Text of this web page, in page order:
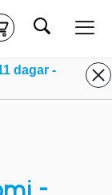
Kassa
Sök
dagar -